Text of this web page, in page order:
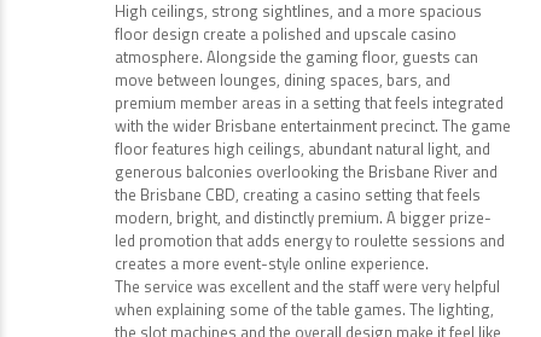
High ceilings, strong sightlines, and a more spacious
floor design create a polished and upscale casino
atmosphere. Alongside the gaming floor, guests can
move between lounges, dining spaces, bars, and
premium member areas in a setting that feels integrated
with the wider Brisbane entertainment precinct. The game
floor features high ceilings, abundant natural light, and
generous balconies overlooking the Brisbane River and
the Brisbane CBD, creating a casino setting that feels
modern, bright, and distinctly premium. A bigger prize-
led promotion that adds energy to roulette sessions and
creates a more event-style online experience.
The service was excellent and the staff were very helpful
when explaining some of the table games. The lighting,